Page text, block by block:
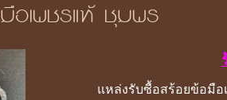
เพชรแท้ ชุมพร
แหล่งรับซื้อสร้อยข้อมื